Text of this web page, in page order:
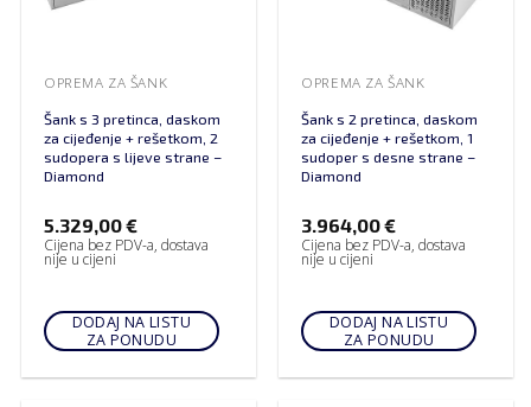
OPREMA ZA ŠANK
Šank s 3 pretinca, daskom
za cijeđenje + rešetkom, 2
sudopera s lijeve strane –
Diamond
5.329,00€
Cijena bez PDV-a, dostava
nije u cijeni
DODAJ NA LISTU
ZA PONUDU
OPREMA ZA ŠANK
Šank s 2 pretinca, daskom
za cijeđenje + rešetkom, 1
sudoper s desne strane –
Diamond
3.964,00€
Cijena bez PDV-a, dostava
nije u cijeni
DODAJ NA LISTU
ZA PONUDU